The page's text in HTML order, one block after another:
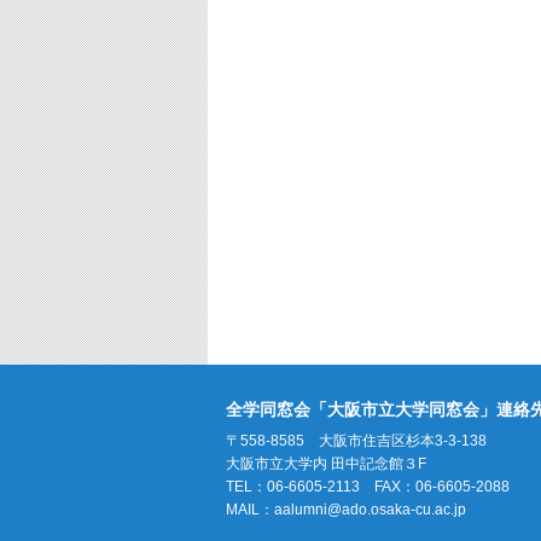
全学同窓会「大阪市立大学同窓会」連絡
〒558-8585 大阪市住吉区杉本3-3-138
大阪市立大学内 田中記念館３F
TEL：06-6605-2113 FAX：06-6605-2088
MAIL： aalumni@ado.osaka-cu.ac.jp